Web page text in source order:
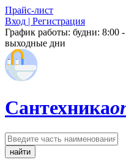
Прайс-лист
Вход | Регистрация
График работы: будни: 8:00
выходные дни
Сантехника
найти